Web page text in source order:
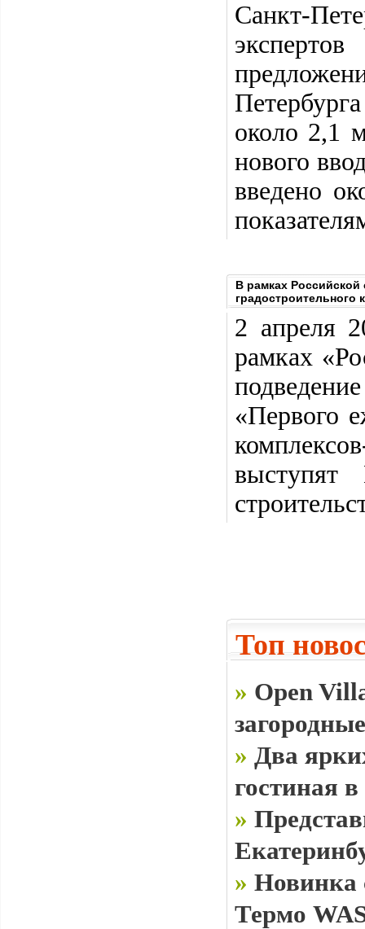
Санкт-
около 2,1
нового
введено
В рамках Российской
градостроительного
2 апреля
рамках
«Первого
выступят
Топ
» Open
» Два
гостиная
»
» Новинка
Термо